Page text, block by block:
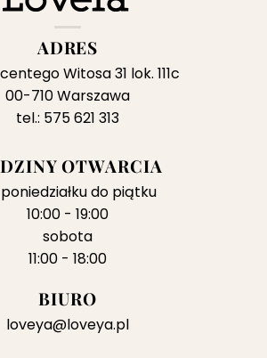
ADRES
Witosa 31 lok. 111c
00-710 Warszawa
tel.: 575 621 313
OTWARCIA
do piątku
10:00 - 19:00
sobota
11:00 - 18:00
BIURO
loveya@loveya.pl